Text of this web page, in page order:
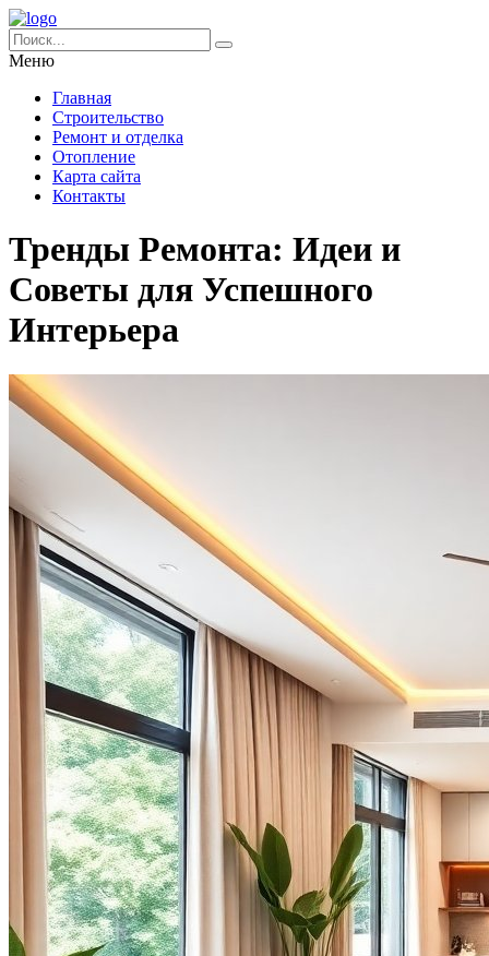
Меню
Главная
Строительство
Ремонт и отделка
Отопление
Карта сайта
Контакты
Тренды Ремонта: Идеи и
Советы для Успешного
Интерьера